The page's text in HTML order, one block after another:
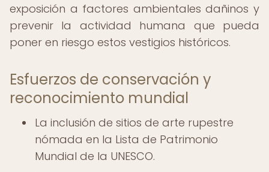
exposición a factores ambientales dañinos y
prevenir la actividad humana que pueda
poner en riesgo estos vestigios históricos.
Esfuerzos de conservación y
reconocimiento mundial
La inclusión de sitios de arte rupestre
nómada en la Lista de Patrimonio
Mundial de la UNESCO.